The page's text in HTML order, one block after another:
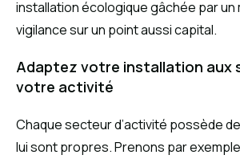
installation écologique gâchée par un
vigilance sur un point aussi capital.
Adaptez votre installation aux
votre activité
Chaque secteur d’activité possède
lui sont propres. Prenons par